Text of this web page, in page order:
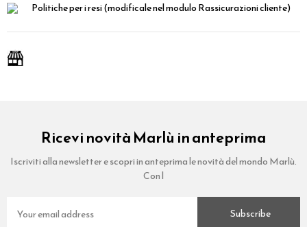
Politiche per i resi(modificale nel modulo Rassicurazioni cliente)
Ricevi novità Marlù in anteprima
Iscriviti alla newsletter e scopri in anteprima le novità del mondo Marlù.
Con l
Subscribe